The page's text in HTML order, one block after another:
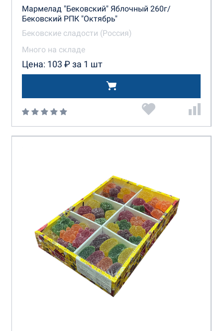
Мармелад "Бековский" Яблочный 260г/
Бековский РПК "Октябрь"
Бековские сладости (Россия)
Много на складе
Цена: 103 ₽ за 1 шт